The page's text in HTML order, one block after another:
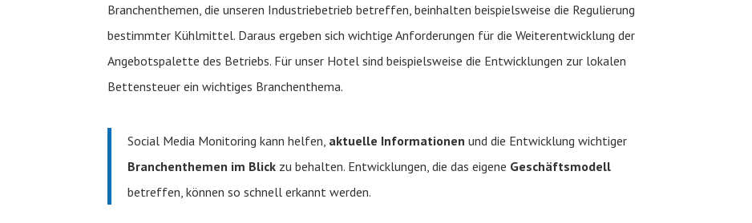
Branchenthemen, die unseren Industriebetrieb betreffen, beinhalten beispielsweise die Regulierung
bestimmter Kühlmittel. Daraus ergeben sich wichtige Anforderungen für die Weiterentwicklung der
Angebotspalette des Betriebs. Für unser Hotel sind beispielsweise die Entwicklungen zur lokalen
Bettensteuer ein wichtiges Branchenthema.
Social Media Monitoring kann helfen, aktuelle Informationen und die Entwicklung wichtiger
Branchenthemen im Blick zu behalten. Entwicklungen, die das eigene Geschäftsmodell
betreffen, können so schnell erkannt werden.